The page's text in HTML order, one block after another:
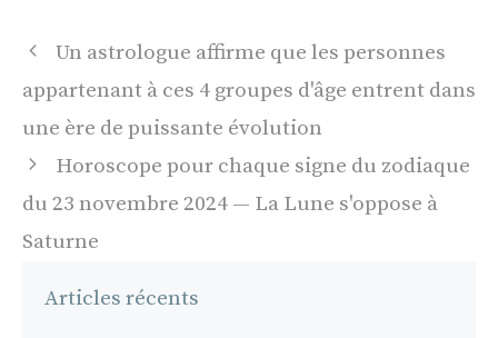
Navigation
Un astrologue affirme que les personnes
appartenant à ces 4 groupes d'âge entrent dans
une ère de puissante évolution
Horoscope pour chaque signe du zodiaque
du 23 novembre 2024 — La Lune s'oppose à
Saturne
Articles récents